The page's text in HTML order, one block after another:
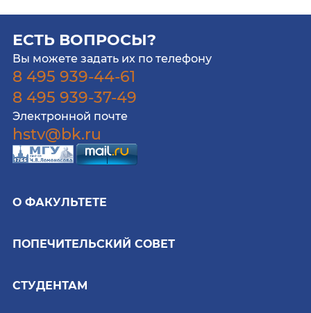
ЕСТЬ ВОПРОСЫ?
Вы можете задать их по телефону
8 495 939-44-61
8 495 939-37-49
Электронной почте
hstv@bk.ru
О ФАКУЛЬТЕТЕ
ПОПЕЧИТЕЛЬСКИЙ СОВЕТ
СТУДЕНТАМ